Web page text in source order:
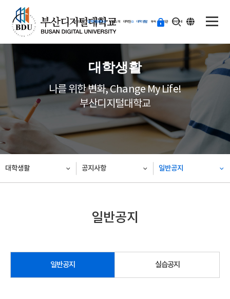
대학소개 입학지원센터 학과소개 대학원 대학생활 부속·부설기관 학사안내
등
하
기
ENG
대학생활
나를 위한 변화, Change My Life!
부산디지털대학교
대학생활 공지사항 일반공지
일반공지
일반공지 실습공지